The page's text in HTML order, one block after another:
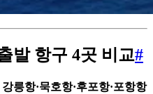
발 항구 4곳 비교#
강릉항·묵호항·후포항·포항항